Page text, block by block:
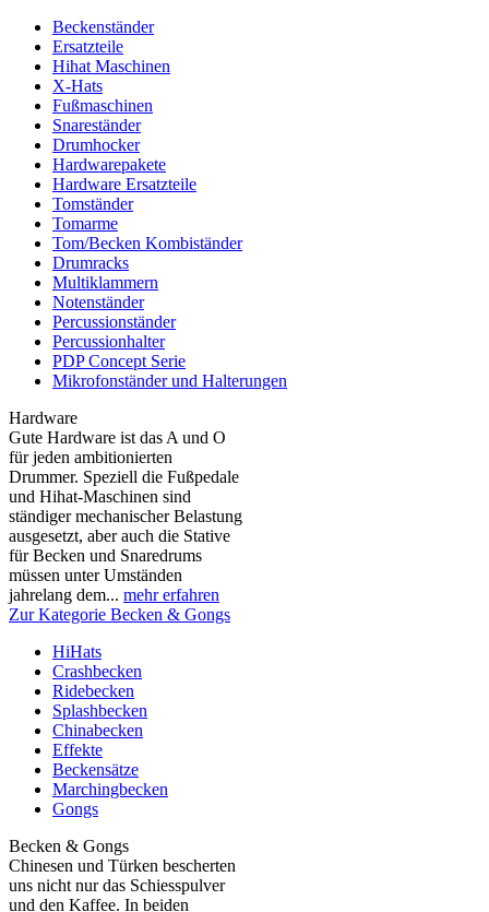
Beckenständer
Ersatzteile
Hihat Maschinen
X-Hats
Fußmaschinen
Snareständer
Drumhocker
Hardwarepakete
Hardware Ersatzteile
Tomständer
Tomarme
Tom/Becken Kombiständer
Drumracks
Multiklammern
Notenständer
Percussionständer
Percussionhalter
PDP Concept Serie
Mikrofonständer und Halterungen
Hardware
Gute Hardware ist das A und O
für jeden ambitionierten
Drummer. Speziell die Fußpedale
und Hihat-Maschinen sind
ständiger mechanischer Belastung
ausgesetzt, aber auch die Stative
für Becken und Snaredrums
müssen unter Umständen
jahrelang dem... mehr erfahren
Zur Kategorie Becken & Gongs
HiHats
Crashbecken
Ridebecken
Splashbecken
Chinabecken
Effekte
Beckensätze
Marchingbecken
Gongs
Becken & Gongs
Chinesen und Türken bescherten
uns nicht nur das Schiesspulver
und den Kaffee. In beiden